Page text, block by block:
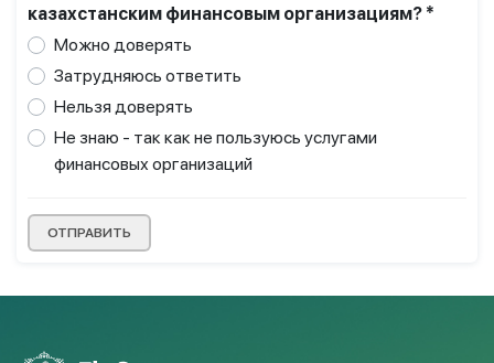
казахстанским финансовым организациям? *
Можно доверять
Затрудняюсь ответить
Нельзя доверять
Не знаю - так как не пользуюсь услугами
финансовых организаций
ОТПРАВИТЬ